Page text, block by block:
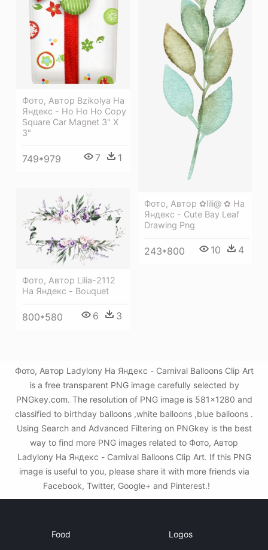
Фото, Автор ✿lili@ ✿ На
Яндекс - Cute Bay Leaf
Drawing Png
243*800 10 4
Фото, Автор Bzikolya На
Яндекс - Ho Ho Ho Copy
Square Car Magnet 3" X
3"
749*979 7 1
Фото, Автор Lilia-2112
На Яндекс - Bouquet
800*580 6 3
Фото, Автор Ladylony На Яндекс - Carnival Balloons Clip Art
is a free transparent PNG image carefully selected by
PNGkey.com. The resolution of PNG image is 581x1280 and
classified to birthday balloons ,white balloons ,blue balloons .
Using Search and Advanced Filtering on PNGkey is the best
way to find more PNG images related to Фото, Автор
Ladylony На Яндекс - Carnival Balloons Clip Art. If this PNG
image is useful to you, please share it with more friends via
Facebook, Twitter, Google+ and Pinterest.!
Food Logos